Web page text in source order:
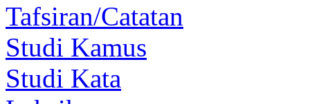
Tafsiran/Catatan
Studi Kamus
Studi Kata